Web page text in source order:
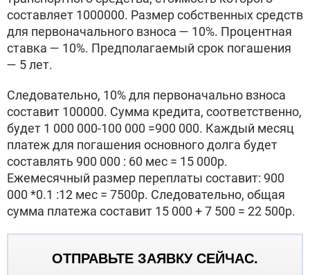
составляет 1000000. Размер собственных средств
для первоначального взноса — 10%. Процентная
ставка — 10%. Предполагаемый срок погашения
— 5 лет.
Следовательно, 10% для первоначально взноса
составит 100000. Сумма кредита, соответственно,
будет 1 000 000-100 000 =900 000. Каждый месяц
платеж для погашения основного долга будет
составлять 900 000 : 60 мес = 15 000р.
Ежемесячный размер переплаты составит: 900
000 *0.1 :12 мес = 7500р. Следовательно, общая
сумма платежа составит 15 000 + 7 500 = 22 500р.